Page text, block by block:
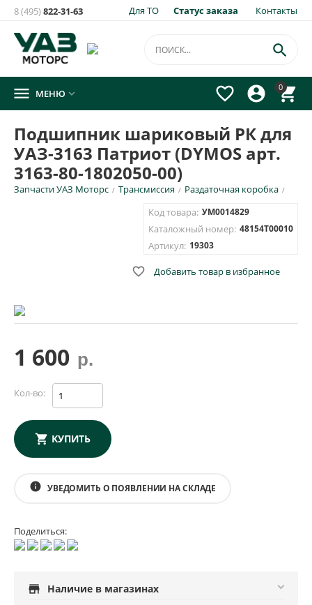
Для ТО Статус заказа Контакты
8 (495)822-31-63
0




 МЕНЮ 
Подшипник шариковый РК для
УАЗ-3163 Патриот (DYMOS арт.
3163-80-1802050-00)
Запчасти УАЗ Моторс / Трансмиссия / Раздаточная коробка /
Код товара: УМ0014829
Каталожный номер: 48154Т00010
Артикул: 19303
 Добавить товар в избранное
1 600 р.
Кол-во:
КУПИТЬ
info УВЕДОМИТЬ О ПОЯВЛЕНИИ НА СКЛАДЕ
Уведомить о появлении на складе
товара:
×
Подшипник шариковый РК для УАЗ-3163 Патриот (DYMOS
арт. 3163-80-1802050-00)
E-mail для уведомления письмом
Номер телефона для SMS уведомления
Поделиться:
store Наличие в магазинах